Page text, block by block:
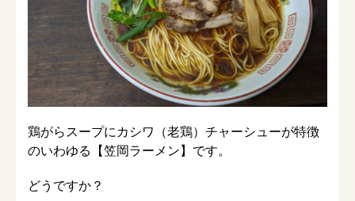
鶏がらスープにカシワ（老鶏）チャーシューが特徴
のいわゆる【笠岡ラーメン】です。
どうですか？